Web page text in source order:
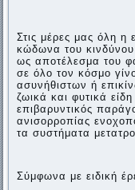
Στις μέρες μας όλη η
κώδωνα του
ως αποτέλεσμα του
σε όλο τον κόσμο
ασυνήθιστων ή
ζωικά και φυτικά
επιβαρυντικός
ανισορροπίας
τα συστήματα
Σύμφωνα με ειδική